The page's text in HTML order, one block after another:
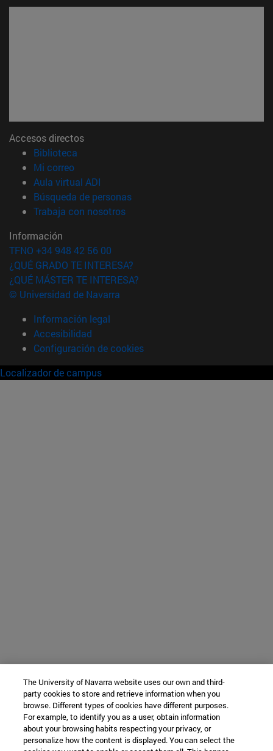
Accesos directos
Biblioteca
Mi correo(abre en nueva ventana)
Aula virtual ADI
Búsqueda de personas(abre en nueva ventana)
Trabaja con nosotros(abre en nueva ventana)
Información
TFNO +34 948 42 56 00
¿QUÉ GRADO TE INTERESA?
¿QUÉ MÁSTER TE INTERESA?
© Universidad de Navarra
Información legal
Accesibilidad
Configuración de cookies
Localizador de campus
The University of Navarra website uses our own and third-
party cookies to store and retrieve information when you
browse. Different types of cookies have different purposes.
For example, to identify you as a user, obtain information
about your browsing habits respecting your privacy, or
personalize how the content is displayed. You can select the